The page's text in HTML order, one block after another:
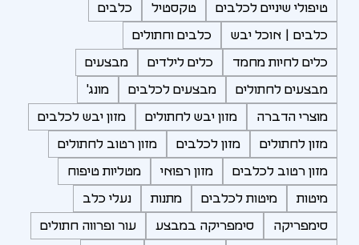
טיפולי שיניים לכלבים טקסטיל כלבים
כלבים | אוכל יבש כלבים וחתולים
כלים לחיות מחמד כלים לילדים מבצעים
מבצעים לחתולים מבצעים לכלבים מונג'
מוצרי הדברה מזון יבש לחתולים מזון יבש לכלבים
מזון לחתולים מזון לכלבים מזון רטוב לחתולים
מזון רטוב לכלבים מזון רפואי מטליות טיפוח
מיטות מיטות לכלבים מתנות נעלי כלב
סימפריקה סימפריקה במבצע עור ופרווה חתולים